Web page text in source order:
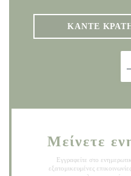
ΚΆΝΤΕ
Μείνετε
Εγγραφείτε στο
εξατομικευμένες